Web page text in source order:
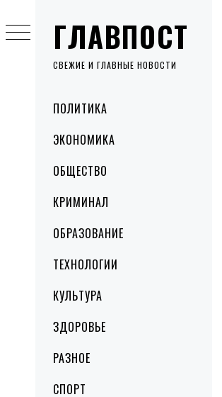
ГЛАВПОСТ
СВЕЖИЕ И ГЛАВНЫЕ НОВОСТИ
MenuПОЛИТИКА
ЭКОНОМИКА
ОБЩЕСТВО
КРИМИНАЛ
ОБРАЗОВАНИЕ
ТЕХНОЛОГИИ
КУЛЬТУРА
ЗДОРОВЬЕ
РАЗНОЕ
СПОРТ
to
content